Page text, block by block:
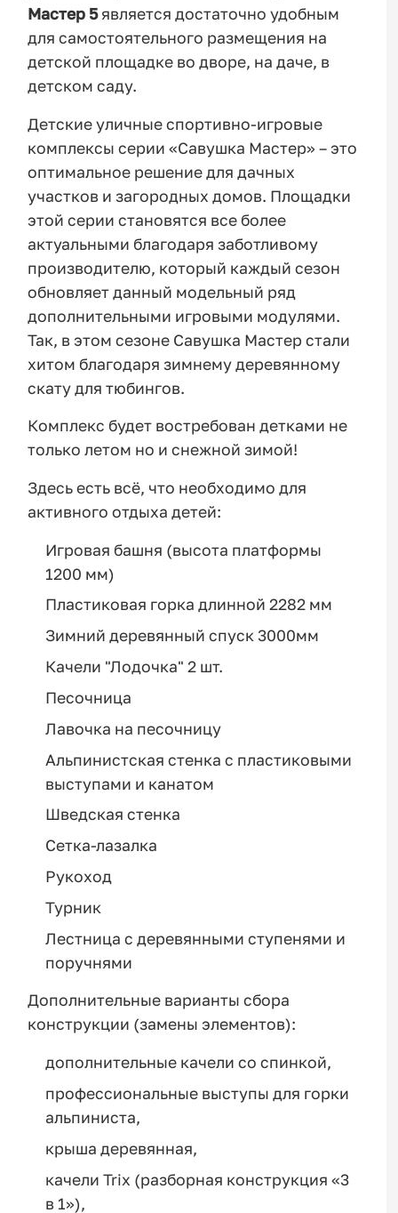
Мастер 5является достаточно удобным
для самостоятельного размещения на
детской площадке во дворе, на даче, в
детском саду.
Детские уличные спортивно-игровые
комплексы серии «Савушка Мастер» – это
оптимальное решение для дачных
участков и загородных домов. Площадки
этой серии становятся все более
актуальными благодаря заботливому
производителю, который каждый сезон
обновляет данный модельный ряд
дополнительными игровыми модулями.
Так, в этом сезоне Савушка Мастер стали
хитом благодаря зимнему деревянному
скату для тюбингов.
Комплекс будет востребован детками не
только летом но и снежной зимой!
Здесь есть всё, что необходимо для
активного отдыха детей:
Игровая башня (высота платформы
1200 мм)
Пластиковая горка длинной 2282 мм
Зимний деревянный спуск 3000мм
Качели "Лодочка" 2 шт.
Песочница
Лавочка на песочницу
Альпинистская стенка с пластиковыми
выступами и канатом
Шведская стенка
Сетка-лазалка
Рукоход
Турник
Лестница с деревянными ступенями и
поручнями
Дополнительные варианты сбора
конструкции (замены элементов):
дополнительные качели со спинкой,
профессиональные выступы для горки
альпиниста,
крыша деревянная,
качели Trix (разборная конструкция «3
в 1»),